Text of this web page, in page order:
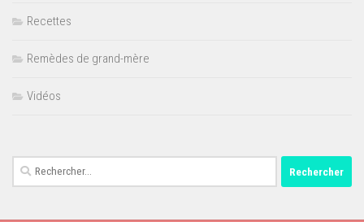
Recettes
Remèdes de grand-mère
Vidéos
Rechercher :